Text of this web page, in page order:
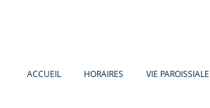
ACCUEIL HORAIRES VIE PAROISSIALE